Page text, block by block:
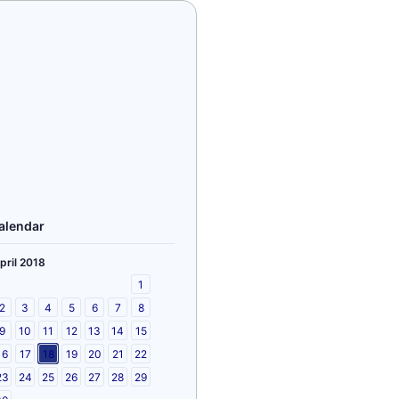
2018
1
3 4 5 6 7
8
10 11 12 13 14
15
17 18 19 20 21
22
24 25 26 27 28
29